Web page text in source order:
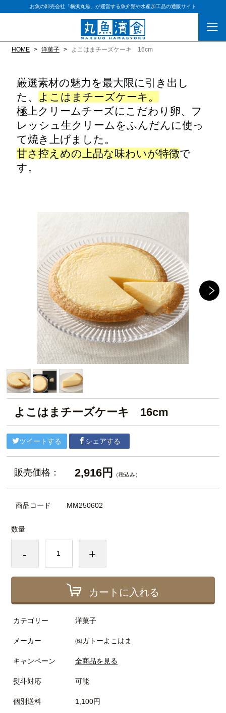
お魚の卸売会社「横浜丸魚」が運営する魚介類や水産加工品の通販サイト
HOME 洋菓子 よこはまチーズケーキ 16cm
厳選素材の魅力を最大限に引き出し
た、
よこはまチーズケーキ。
極上クリームチーズにこだわり卵、フ
レッシュ生クリームをふんだんに使っ
て焼き上げました。
甘さ控えめの上品な味わいが特徴で
す。
よこはまチーズケーキ 16cm
ツイートする シェアする
販売価格： 2,916円 （税込み）
商品コード MM250602
数量
- +
カートに入れる
カテゴリー 洋菓子
メーカー ㈱ガトーよこはま
キャンペーン 全商品を見る
熨斗対応 可能
個別送料 1,100円